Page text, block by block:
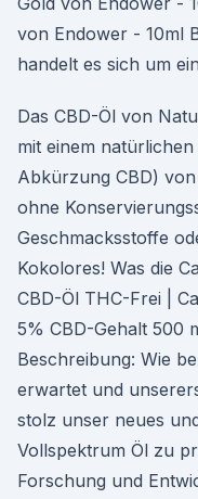
von Endower - 10ml
handelt es sich um
Das CBD-Öl von
mit einem
Abkürzung CBD)
ohne
Geschmacksstoffe
Kokolores! Was die
CBD-Öl THC-Frei |
5% CBD-Gehalt 500
Beschreibung: Wie
erwartet und
stolz unser neues
Vollspektrum Öl zu
Forschung und